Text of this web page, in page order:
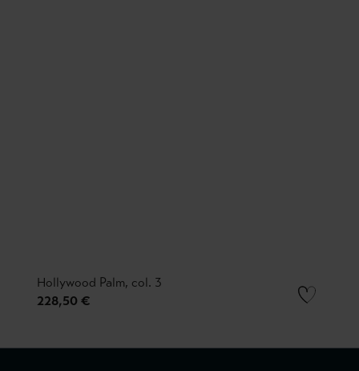
Hollywood Palm, col. 3
228,50 €